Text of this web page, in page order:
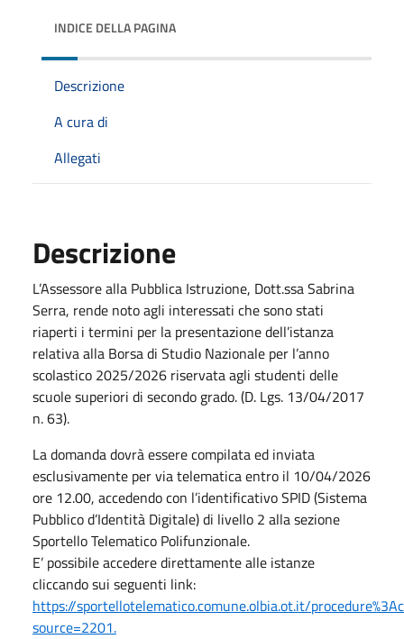
INDICE DELLA PAGINA
Descrizione
A cura di
Allegati
Descrizione
L’Assessore alla Pubblica Istruzione, Dott.ssa Sabrina
Serra, rende noto agli interessati che sono stati
riaperti i termini per la presentazione dell’istanza
relativa alla Borsa di Studio Nazionale per l’anno
scolastico 2025/2026 riservata agli studenti delle
scuole superiori di secondo grado. (D. Lgs. 13/04/2017
n. 63).
La domanda dovrà essere compilata ed inviata
esclusivamente per via telematica entro il 10/04/2026
ore 12.00, accedendo con l’identificativo SPID (Sistema
Pubblico d’Identità Digitale) di livello 2 alla sezione
Sportello Telematico Polifunzionale.
E’ possibile accedere direttamente alle istanze
cliccando sui seguenti link:
https://sportellotelematico.comune.olbia.ot.it/
source=2201.